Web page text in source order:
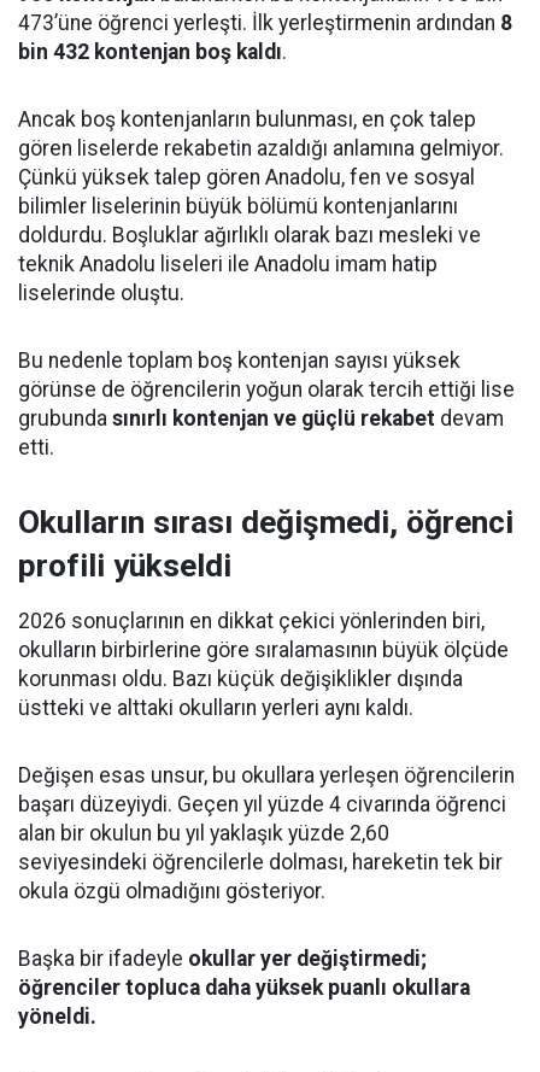
473’üne öğrenci yerleşti. İlk yerleştirmenin ardından 8
bin 432 kontenjan boş kaldı.
Ancak boş kontenjanların bulunması, en çok talep
gören liselerde rekabetin azaldığı anlamına gelmiyor.
Çünkü yüksek talep gören Anadolu, fen ve sosyal
bilimler liselerinin büyük bölümü kontenjanlarını
doldurdu. Boşluklar ağırlıklı olarak bazı mesleki ve
teknik Anadolu liseleri ile Anadolu imam hatip
liselerinde oluştu.
Bu nedenle toplam boş kontenjan sayısı yüksek
görünse de öğrencilerin yoğun olarak tercih ettiği lise
grubunda sınırlı kontenjan ve güçlü rekabet devam
etti.
Okulların sırası değişmedi, öğrenci
profili yükseldi
2026 sonuçlarının en dikkat çekici yönlerinden biri,
okulların birbirlerine göre sıralamasının büyük ölçüde
korunması oldu. Bazı küçük değişiklikler dışında
üstteki ve alttaki okulların yerleri aynı kaldı.
Değişen esas unsur, bu okullara yerleşen öğrencilerin
başarı düzeyiydi. Geçen yıl yüzde 4 civarında öğrenci
alan bir okulun bu yıl yaklaşık yüzde 2,60
seviyesindeki öğrencilerle dolması, hareketin tek bir
okula özgü olmadığını gösteriyor.
Başka bir ifadeyle okullar yer değiştirmedi;
öğrenciler topluca daha yüksek puanlı okullara
yöneldi.